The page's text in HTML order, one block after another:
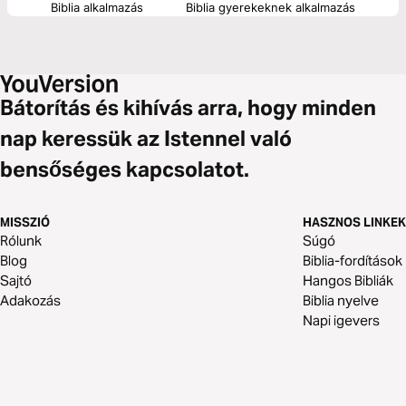
Biblia alkalmazás Biblia gyerekeknek alkalmazás
Bátorítás és kihívás arra, hogy minden
nap keressük az Istennel való
bensőséges kapcsolatot.
MISSZIÓ
Rólunk
Blog
Sajtó
Adakozás
HASZNOS LINKEK
Súgó
Biblia-fordítások
Hangos Bibliák
Biblia nyelve
Napi igevers